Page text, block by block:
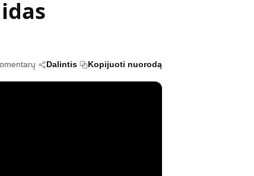
ir grožis
mada Slapukų politika
Dalintis Kopijuoti nuorodą